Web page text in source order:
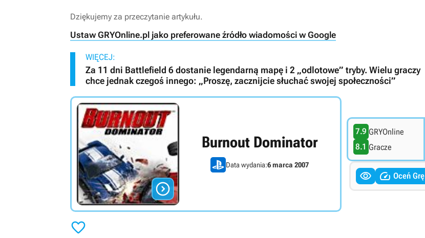
Dziękujemy za przeczytanie artykułu.
Ustaw GRYOnline.pl jako preferowane źródło wiadomości w Google
WIĘCEJ:
Za 11 dni Battlefield 6 dostanie legendarną mapę i 2 „odlotowe” tryby. Wielu graczy
chce jednak czegoś innego: „Proszę, zacznijcie słuchać swojej społeczności”

Burnout Dominator
Data wydania:6 marca 2007
7.9 GRYOnline
8.1 Gracze
  Oceń Grę
